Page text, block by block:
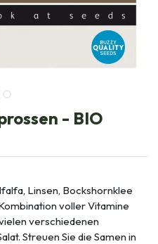
- BIO
Linsen, Bockshornklee
voller Vitamine
verschiedenen
Streuen Sie die Samen in